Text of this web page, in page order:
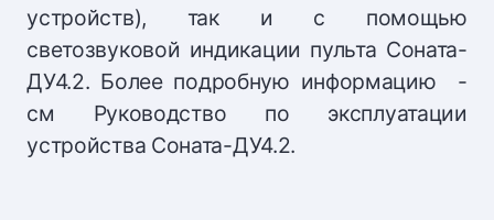
устройств), так и с помощью
светозвуковой индикации пульта Соната-
ДУ4.2. Более подробную информацию -
см Руководство по эксплуатации
устройства Соната-ДУ4.2.